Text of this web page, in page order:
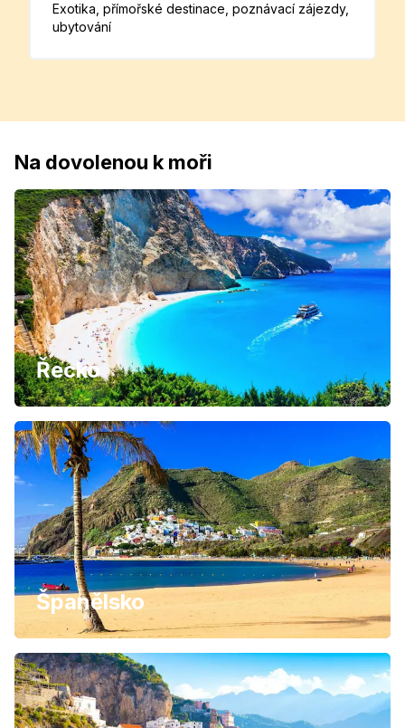
Exotika, přímořské destinace, poznávací zájezdy,
ubytování
Na dovolenou k moři
Řecko
Španělsko